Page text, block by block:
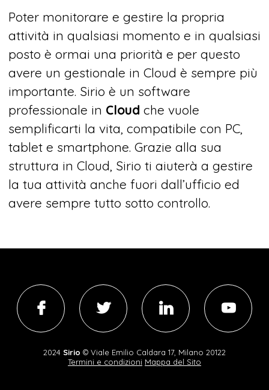
Poter monitorare e gestire la propria
attività in qualsiasi momento e in qualsiasi
posto è ormai una priorità e per questo
avere un gestionale in Cloud è sempre più
importante. Sirio è un software
professionale in Cloud che vuole
semplificarti la vita, compatibile con PC,
tablet e smartphone. Grazie alla sua
struttura in Cloud, Sirio ti aiuterà a gestire
la tua attività anche fuori dall’ufficio ed
avere sempre tutto sotto controllo.
2024 Sirio © Viale Emilio Caldara 17, Milano 20122
Termini e condizioni Mappa del Sito